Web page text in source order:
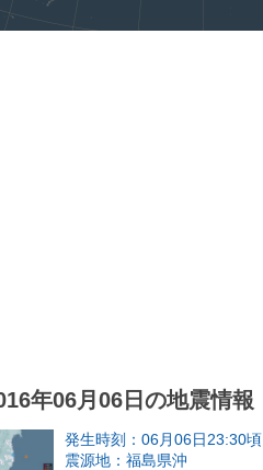
年06月06日の地震情報
発生時刻：06月06日23:30頃
震源地：福島県沖